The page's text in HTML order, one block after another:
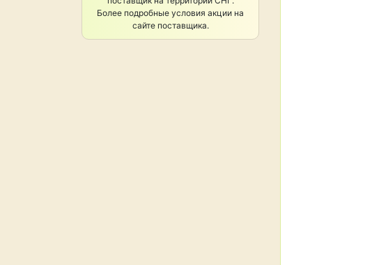
Более подробные условия акции на
сайте поставщика.